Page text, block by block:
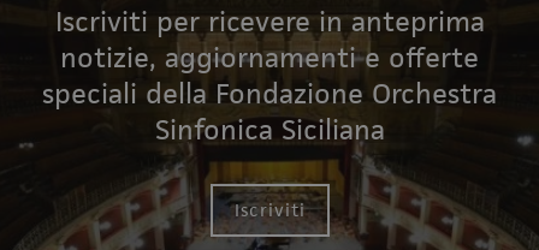
Iscriviti per ricevere in anteprima
notizie, aggiornamenti e offerte
speciali della Fondazione Orchestra
Sinfonica Siciliana
Iscriviti